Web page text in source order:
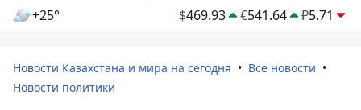
+25° $469.93 €541.64 ₽5.71
Новости Казахстана и мира на сегодня
Все новости
Новости политики